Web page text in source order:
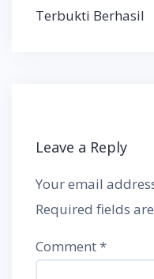
Terbukti Berhasil
Leave a Reply
Your email
Required fields
Comment*